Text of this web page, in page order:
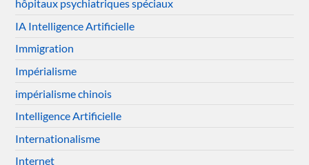
hôpitaux psychiatriques spéciaux
IA Intelligence Artificielle
Immigration
Impérialisme
impérialisme chinois
Intelligence Artificielle
Internationalisme
Internet